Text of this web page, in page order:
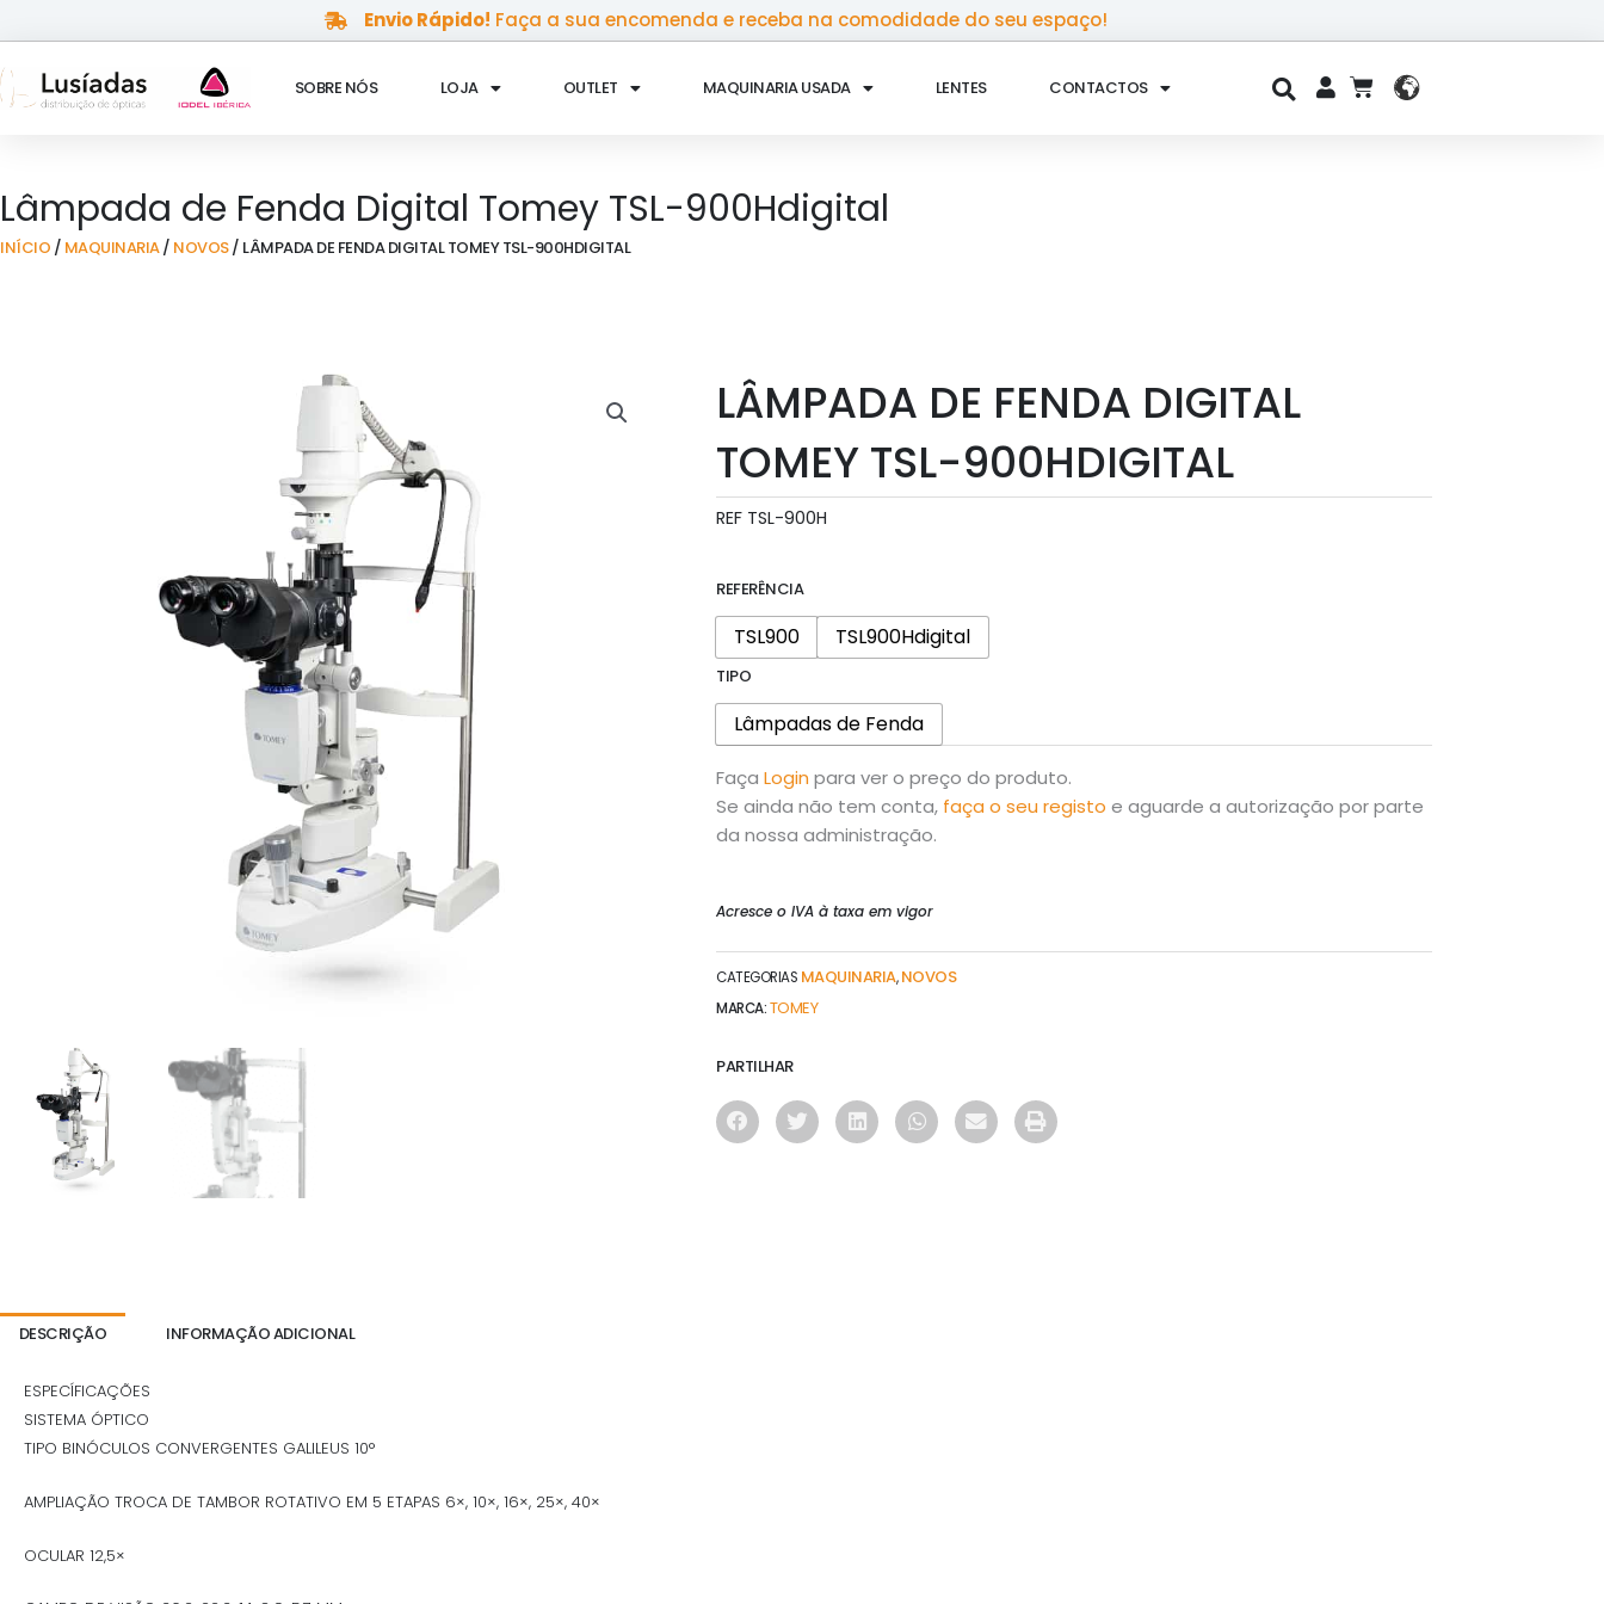
to
content
Envio Rápido! Faça a sua encomenda e receba na comodidade do seu espaço!
SOBRE NÓS LOJA OUTLET MAQUINARIA USADA LENTES CONTACTOS CART
Lâmpada de Fenda Digital Tomey TSL-900Hdigital
INÍCIO / MAQUINARIA/ NOVOS/ LÂMPADA DE FENDA DIGITAL TOMEY TSL-900HDIGITAL
DESCRIÇÃO INFORMAÇÃO ADICIONAL
ESPECÍFICAÇÕES
SISTEMA ÓPTICO
TIPO BINÓCULOS CONVERGENTES GALILEUS 10°
AMPLIAÇÃO TROCA DE TAMBOR ROTATIVO EM 5 ETAPAS 6×, 10×, 16×, 25×, 40×
OCULAR 12,5×
LÂMPADA DE FENDA DIGITAL
TOMEY TSL-900HDIGITAL
REF TSL-900H
REFERÊNCIA
TSL900 TSL900Hdigital
TIPO
Lâmpadas de Fenda
Faça Login para ver o preço do produto.
Se ainda não tem conta, faça o seu registo e aguarde a autorização por parte
da nossa administração.
Acresce o IVA à taxa em vigor
CATEGORIAS MAQUINARIA,NOVOS
MARCA:TOMEY
PARTILHAR